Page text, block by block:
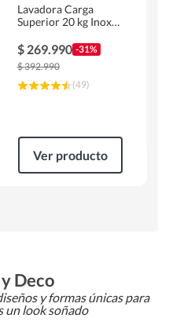
Lavadora Carga
Superior 20 kg Inox
$ 269.990 -31%
$392.990
(49)
Ver producto
Deco
y formas únicas para
un look soñado